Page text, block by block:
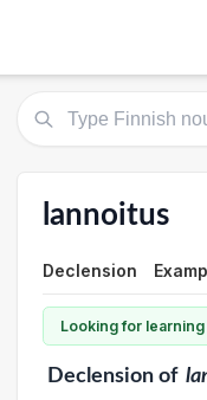
lannoitus
Declension
Looking for
Declensionof